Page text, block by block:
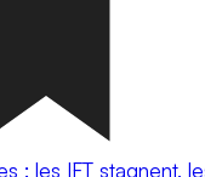
: les IFT stagnent,